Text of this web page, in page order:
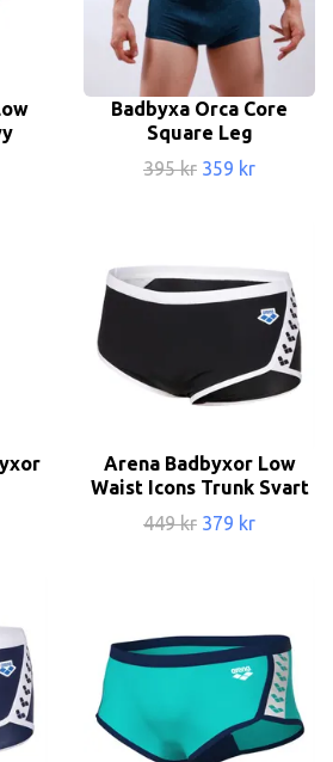
Badbyxa Orca Core
Square Leg
395 kr 359 kr
Arena Badbyxor Low
Waist Icons Trunk Svart
449 kr 379 kr